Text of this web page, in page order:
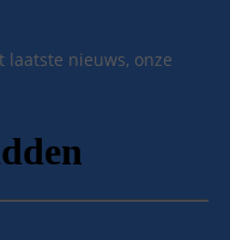
laatste nieuws, onze